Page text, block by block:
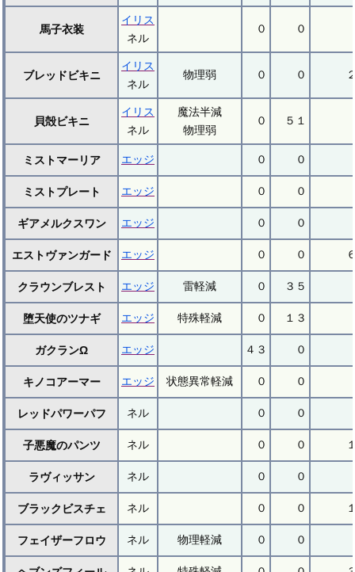
馬子衣装
イリス
ネル
０ ０
ブレッドビキニ
イリス
ネル
物理弱 ０ ０
貝殻ビキニ
イリス
ネル
魔法半減
物理弱
０ ５１
ミストマーリア エッジ ０ ０
ミストプレート エッジ ０ ０
ギアメルクスワン エッジ ０ ０
エストヴァンガード エッジ ０ ０
クラウンブレスト エッジ 雷軽減 ０ ３５
堕天使のツナギ エッジ 特殊軽減 ０ １３
ガクランΩ エッジ ４３ ０
キノコアーマー エッジ 状態異常軽減 ０ ０
レッドパワーパフ ネル ０ ０
子悪魔のパンツ ネル ０ ０
ラヴィッサン ネル ０ ０
ブラックビスチェ ネル ０ ０
フェイザーフロウ ネル 物理軽減 ０ ０